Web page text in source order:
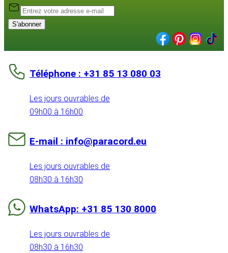
S'abonner
Téléphone : +31 85 13 080 03
Les jours ouvrables de
09h00 à 16h00
E-mail : info@paracord.eu
Les jours ouvrables de
08h30 à 16h30
WhatsApp: +31 85 130 8000
Les jours ouvrables de
08h30 à 16h30